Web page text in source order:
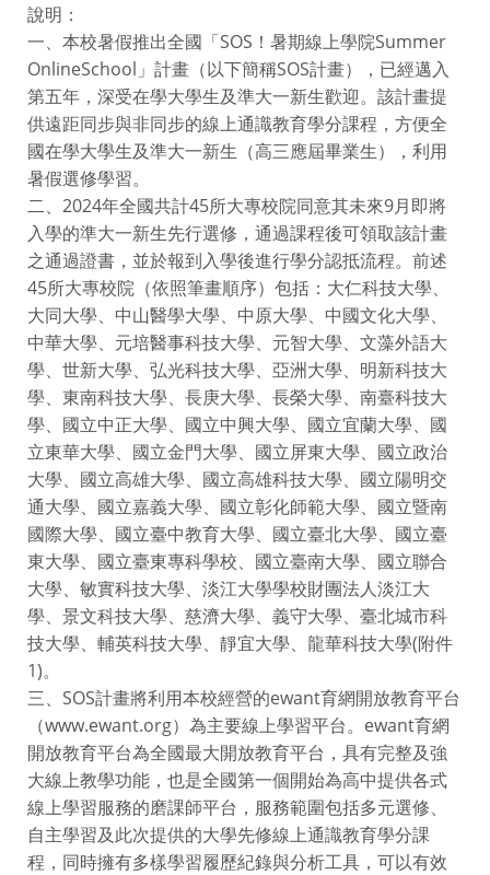
說明：
一、本校暑假推出全國「SOS！暑期線上學院Summer
OnlineSchool」計畫（以下簡稱SOS計畫），已經邁入
第五年，深受在學大學生及準大一新生歡迎。該計畫提
供遠距同步與非同步的線上通識教育學分課程，方便全
國在學大學生及準大一新生（高三應屆畢業生），利用
暑假選修學習。
二、2024年全國共計45所大專校院同意其未來9月即將
入學的準大一新生先行選修，通過課程後可領取該計畫
之通過證書，並於報到入學後進行學分認抵流程。前述
45所大專校院（依照筆畫順序）包括：大仁科技大學、
大同大學、中山醫學大學、中原大學、中國文化大學、
中華大學、元培醫事科技大學、元智大學、文藻外語大
學、世新大學、弘光科技大學、亞洲大學、明新科技大
學、東南科技大學、長庚大學、長榮大學、南臺科技大
學、國立中正大學、國立中興大學、國立宜蘭大學、國
立東華大學、國立金門大學、國立屏東大學、國立政治
大學、國立高雄大學、國立高雄科技大學、國立陽明交
通大學、國立嘉義大學、國立彰化師範大學、國立暨南
國際大學、國立臺中教育大學、國立臺北大學、國立臺
東大學、國立臺東專科學校、國立臺南大學、國立聯合
大學、敏實科技大學、淡江大學學校財團法人淡江大
學、景文科技大學、慈濟大學、義守大學、臺北城市科
技大學、輔英科技大學、靜宜大學、龍華科技大學(附件
1)。
三、SOS計畫將利用本校經營的ewant育網開放教育平台
（www.ewant.org）為主要線上學習平台。ewant育網
開放教育平台為全國最大開放教育平台，具有完整及強
大線上教學功能，也是全國第一個開始為高中提供各式
線上學習服務的磨課師平台，服務範圍包括多元選修、
自主學習及此次提供的大學先修線上通識教育學分課
程，同時擁有多樣學習履歷紀錄與分析工具，可以有效